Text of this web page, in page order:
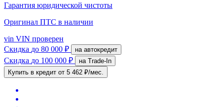
Гарантия юридической чистоты
Оригинал ПТС в наличии
vin VIN проверен
Скидка до 80 000 ₽ на автокредит
Скидка до 100 000 ₽
на Trade-In
Купить в кредит от 5 462 ₽/мес.